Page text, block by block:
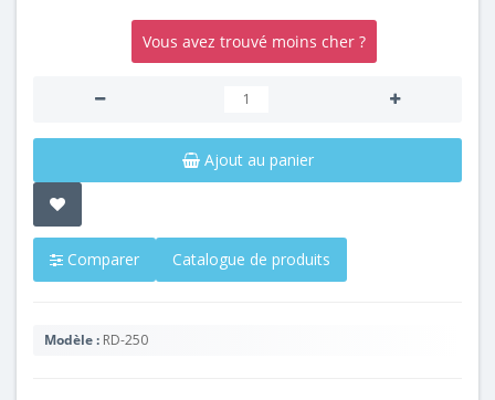
Vous avez trouvé moins cher ?
Ajout au panier
Comparer Catalogue de produits
Modèle : RD-250